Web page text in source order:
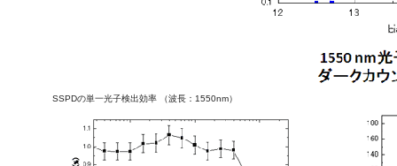
SSPDの単一光子検出効率 （波長：1550nm）